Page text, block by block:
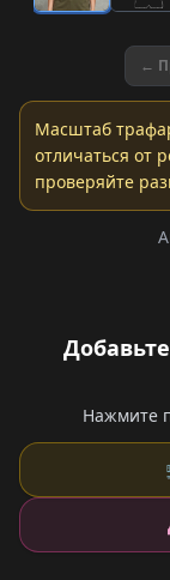
←
Масштаб
отличаться от
проверяйте
Нажмите